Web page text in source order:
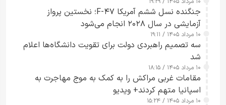
کسی که واقعاً دست به اقدام می‌زند
جنگنده نسل ششم آمریکا F-۴۷؛ نخستین پرواز
آزمایشی در سال ۲۰۲۸ انجام می‌شود
۱۰ مرداد ۱۴۰۵ / ۱۹:۱۱
سه تصمیم راهبردی دولت برای تقویت دانشگاه‌ها اعلام
شد
۱۰ مرداد ۱۴۰۵ / ۱۸:۱۵
مقامات غربی مراکش را به کمک به موج مهاجرت به
اسپانیا متهم کردند+ ویدیو
۱۰ مرداد ۱۴۰۵ / ۱۵:۲۴